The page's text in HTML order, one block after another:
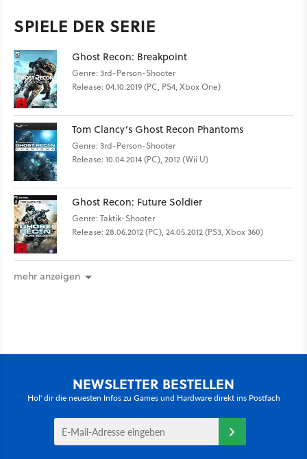
SPIELE DER SERIE
Ghost Recon: Breakpoint
Genre: 3rd-Person-Shooter
Release: 04.10.2019 (PC, PS4, Xbox One)
Tom Clancy’s Ghost Recon Phantoms
Genre: 3rd-Person-Shooter
Release: 10.04.2014 (PC), 2012 (Wii U)
Ghost Recon: Future Soldier
Genre: Taktik-Shooter
Release: 28.06.2012 (PC), 24.05.2012 (PS3, Xbox 360)
mehr anzeigen
NEWSLETTER BESTELLEN
Hol' dir die neuesten Infos zu Games und Hardware direkt ins Postfach